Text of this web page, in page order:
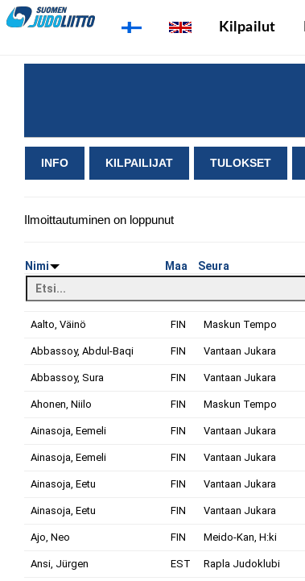
Kilpailut
INFO KILPAILIJAT TULOKSET
Ilmoittautuminen on loppunut
Nimi Maa Seura
Aalto, Väinö FIN Maskun Tempo
Abbassoy, Abdul-Baqi FIN Vantaan Jukara
Abbassoy, Sura FIN Vantaan Jukara
Ahonen, Niilo FIN Maskun Tempo
Ainasoja, Eemeli FIN Vantaan Jukara
Ainasoja, Eemeli FIN Vantaan Jukara
Ainasoja, Eetu FIN Vantaan Jukara
Ainasoja, Eetu FIN Vantaan Jukara
Ajo, Neo FIN Meido-Kan, H:ki
Ansi, Jürgen EST Rapla Judoklubi